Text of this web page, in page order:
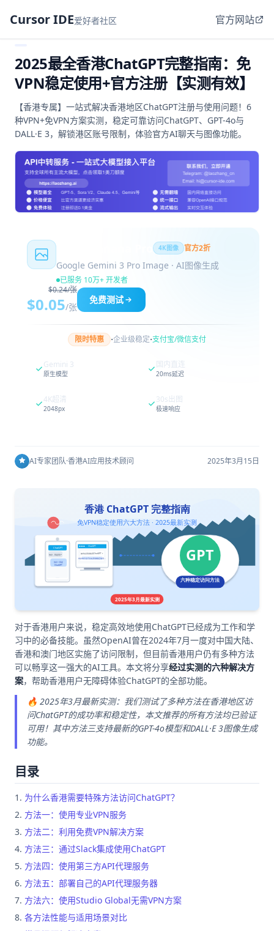
Cursor IDE爱好者社区 官方网站
2025最全香港ChatGPT完整指南：免
VPN稳定使用+官方注册【实测有效】
【香港专属】一站式解决香港地区ChatGPT注册与使用问题！6
种VPN+免VPN方案实测，稳定可靠访问ChatGPT、GPT-4o与
DALL·E 3，解锁港区账号限制，体验官方AI聊天与图像功能。
4K图像 官方2折
Google Gemini 3 Pro Image · AI图像生成
已服务 10万+ 开发者
$0.24/张
$0.05/张
免费测试
限时特惠 ·企业级稳定·支付宝/微信支付
Gemini 3
原生模型
国内直连
20ms延迟
4K超清
2048px
30s出图
极速响应
AI专家团队·香港AI应用技术顾问 2025年3月15日
对于香港用户来说，稳定高效地使用ChatGPT已经成为工作和学
习中的必备技能。虽然OpenAI曾在2024年7月一度对中国大陆、
香港和澳门地区实施了访问限制，但目前香港用户仍有多种方法
可以畅享这一强大的AI工具。本文将分享经过实测的六种解决方
案，帮助香港用户无障碍体验ChatGPT的全部功能。
🔥 2025年3月最新实测：我们测试了多种方法在香港地区访
问ChatGPT的成功率和稳定性，本文推荐的所有方法均已验证
可用！其中方法三支持最新的GPT-4o模型和DALL·E 3图像生成
功能。
目录
为什么香港需要特殊方法访问ChatGPT？
方法一：使用专业VPN服务
方法二：利用免费VPN解决方案
方法三：通过Slack集成使用ChatGPT
方法四：使用第三方API代理服务
方法五：部署自己的API代理服务器
方法六：使用Studio Global无需VPN方案
各方法性能与适用场景对比